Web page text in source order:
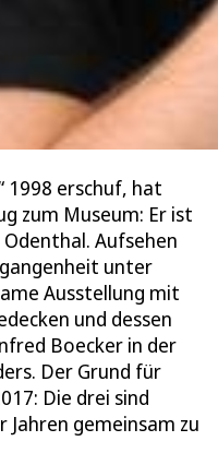
1998 erschuf, hat
zum Museum: Er ist
Aufsehen
unter
Ausstellung mit
und dessen
Boecker in der
Der Grund für
Die drei sind
Jahren gemeinsam zu